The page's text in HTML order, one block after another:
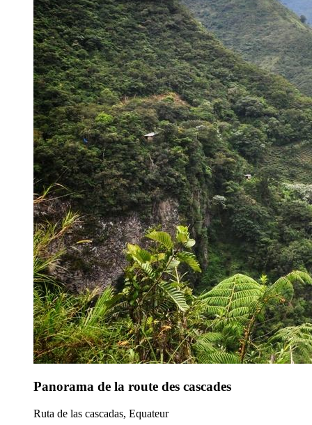
Panorama de la route des cascades
Ruta de las cascadas, Equateur